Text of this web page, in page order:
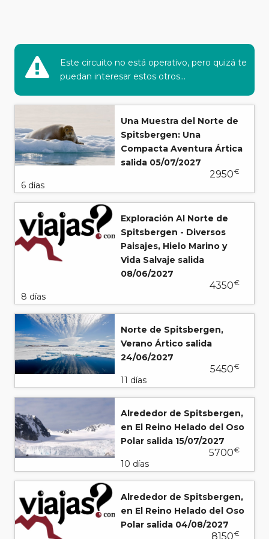
Este circuito no está operativo, pero quizá te
puedan interesar estos otros...
Una Muestra del Norte de
Spitsbergen: Una
Compacta Aventura Ártica
salida 05/07/2027
6 días
2950€
Exploración Al Norte de
Spitsbergen - Diversos
Paisajes, Hielo Marino y
Vida Salvaje salida
08/06/2027
8 días
4350€
Norte de Spitsbergen,
Verano Ártico salida
24/06/2027
11 días
5450€
Alrededor de Spitsbergen,
en El Reino Helado del Oso
Polar salida 15/07/2027
10 días
5700€
Alrededor de Spitsbergen,
en El Reino Helado del Oso
Polar salida 04/08/2027
8150€